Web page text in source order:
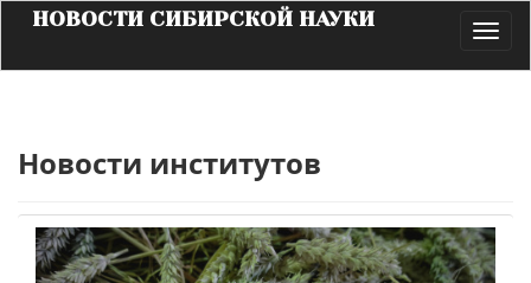
НОВОСТИ СИБИРСКОЙ НАУКИ
Новости институтов